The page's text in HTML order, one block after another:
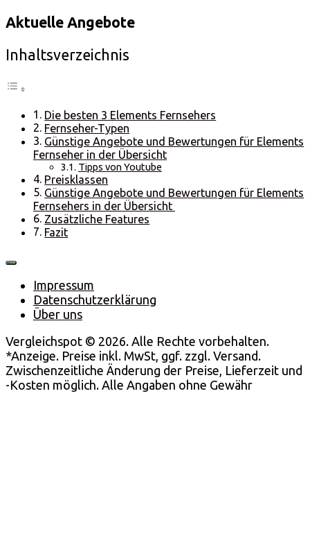
Aktuelle Angebote
Inhaltsverzeichnis
Die besten 3 Elements Fernsehers
Fernseher-Typen
Günstige Angebote und Bewertungen für Elements
Fernseher in der Übersicht
Tipps von Youtube
Preisklassen
Günstige Angebote und Bewertungen für Elements
Fernsehers in der Übersicht
Zusätzliche Features
Fazit
Impressum
Datenschutzerklärung
Über uns
Vergleichspot © 2026. Alle Rechte vorbehalten.
*Anzeige. Preise inkl. MwSt, ggf. zzgl. Versand.
Zwischenzeitliche Änderung der Preise, Lieferzeit und
-Kosten möglich. Alle Angaben ohne Gewähr